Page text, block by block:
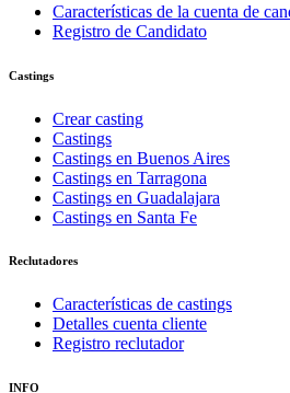
Características de la cuenta de
Registro de Candidato
Castings
Crear casting
Castings
Castings en Buenos Aires
Castings en Tarragona
Castings en Guadalajara
Castings en Santa Fe
Reclutadores
Características de castings
Detalles cuenta cliente
Registro reclutador
INFO